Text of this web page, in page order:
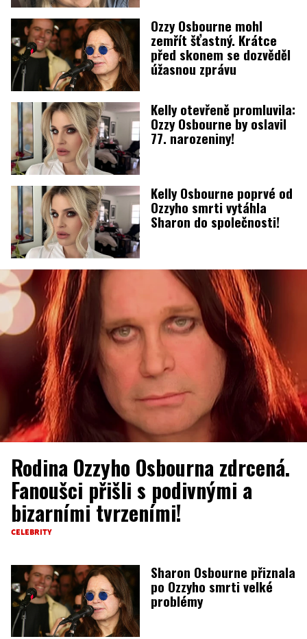
Ozzy Osbourne mohl
zemřít šťastný. Krátce
před skonem se dozvěděl
úžasnou zprávu
Kelly otevřeně promluvila:
Ozzy Osbourne by oslavil
77. narozeniny!
Kelly Osbourne poprvé od
Ozzyho smrti vytáhla
Sharon do společnosti!
Rodina Ozzyho Osbourna zdrcená.
Fanoušci přišli s podivnými a
bizarními tvrzeními!
CELEBRITY
Sharon Osbourne přiznala
po Ozzyho smrti velké
problémy